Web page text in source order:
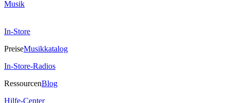
Musik
In-Store
PreiseMusikkatalog
In-Store-Radios
RessourcenBlog
Hilfe-Center